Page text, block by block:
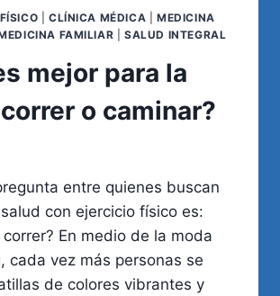
CLÍNICA MÉDICA |MEDICINA
FAMILIAR |SALUD INTEGRAL
mejor para la
o caminar?
entre quienes buscan
con ejercicio físico es:
En medio de la moda
cada vez más personas se
de colores vibrantes y